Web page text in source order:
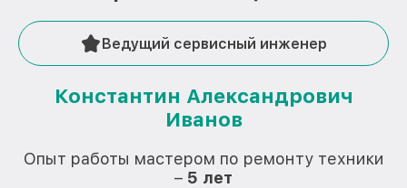
Ведущий сервисный инженер
Константин Александрович
Иванов
Опыт работы мастером по ремонту техники
– 5 лет